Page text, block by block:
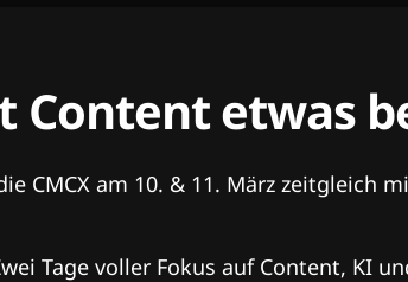
Content etwas
CMCX am 10. & 11. März zeitgleich
Tage voller Fokus auf Content, KI